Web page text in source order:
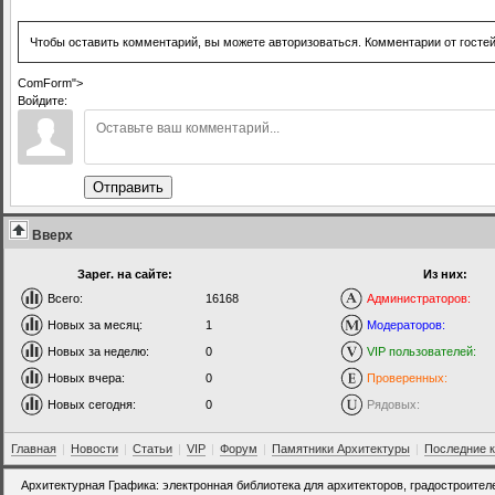
Чтобы оставить комментарий, вы можете авторизоваться. Комментарии от
ComForm">
Войдите:
Отправить
Вверх
Зарег. на сайте:
Всего:
16168
Новых за месяц:
1
Новых за неделю:
0
Новых вчера:
0
Новых сегодня:
0
Из них:
Администраторов:
Модераторов:
VIP пользователей:
Проверенных:
Рядовых:
Главная | Новости | Статьи | VIP | Форум | Памятники Архитектуры | Последние
Архитектурная Графика: электронная библиотека для архитекторов,